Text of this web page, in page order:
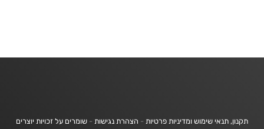
תקנון, תנאי שימוש ומדיניות פרטיות - הצהרת נגישות - שומרים על זכויות יוצרים